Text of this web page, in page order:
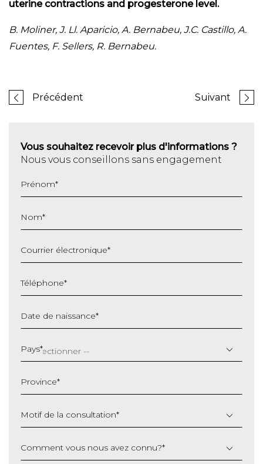
uterine contractions and progesterone level.
B. Moliner, J. Ll. Aparicio, A. Bernabeu, J.C. Castillo, A.
Fuentes, F. Sellers, R. Bernabeu.
Précédent Suivant
Vous souhaitez recevoir plus d'informations ?
Nous vous conseillons sans engagement
Prénom*
Nom*
Courrier électronique*
Téléphone*
Date de naissance*
slash
MM
AAAA
Pays*
Province*
Motif de la consultation*
Comment vous nous avez connu?*